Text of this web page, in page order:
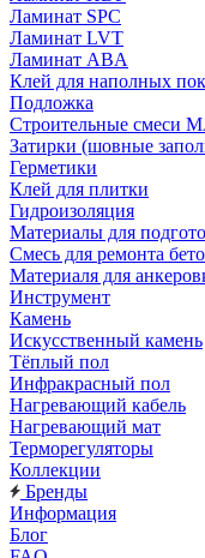
Ламинат SPC
Ламинат LVT
Ламинат ABA
Клей для наполных
Подложка
Строительные смеси
Затирки (шовные
Герметики
Клей для плитки
Гидроизоляция
Материалы для
Смесь для ремонта
Материаля для
Инструмент
Камень
Искусственный камень
Тёплый пол
Инфракрасный пол
Нагревающий кабель
Нагревающий мат
Терморегуляторы
Коллекции
Бренды
Информация
Блог